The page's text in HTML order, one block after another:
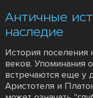
Античные
наследие
История поселения
веков. Упоминания
встречаются еще у
Аристотеля и